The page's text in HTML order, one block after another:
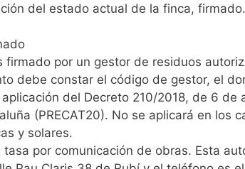
del estado actual de la finca, firmado.
por un gestor de residuos
debe constar el código de gestor, el
del Decreto 210/2018, de 6
(PRECAT20). No se aplicará en
y solares.
por comunicación de obras. Esta